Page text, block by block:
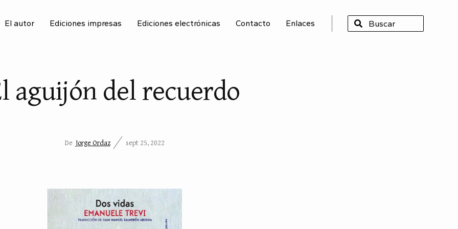
El autor Ediciones impresas Ediciones electrónicas Contacto Enlaces
BUSCAR
aguijón del recuerdo
De Jorge Ordaz sept 25, 2022